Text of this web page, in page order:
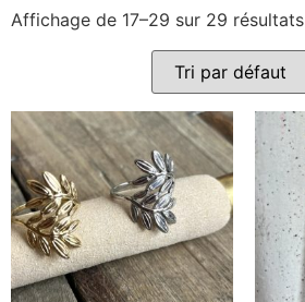
Affichage de 17–29 sur 29 résultats